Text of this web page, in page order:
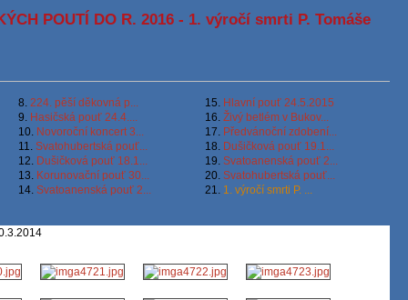
POUTÍ DO R. 2016 - 1. výročí smrti P. Tomáše
8. 224. pěší děkovná p...
9. Hasičská pouť 24.4....
10. Novoroční koncert 3...
11.Svatohubertská pouť...
12. Dušičková pouť 18.1...
13. Korunovační pouť 30...
14.Svatoanenská pouť 2...
15. Hlavní pouť 24.5.2015
16. Živý betlém v Bukov...
17. Předvánoční zdobení...
18. Dušičková pouť 19.1...
19. Svatoanenská pouť 2...
20. Svatohubertská pouť...
21. 1. výročí smrti P. ...